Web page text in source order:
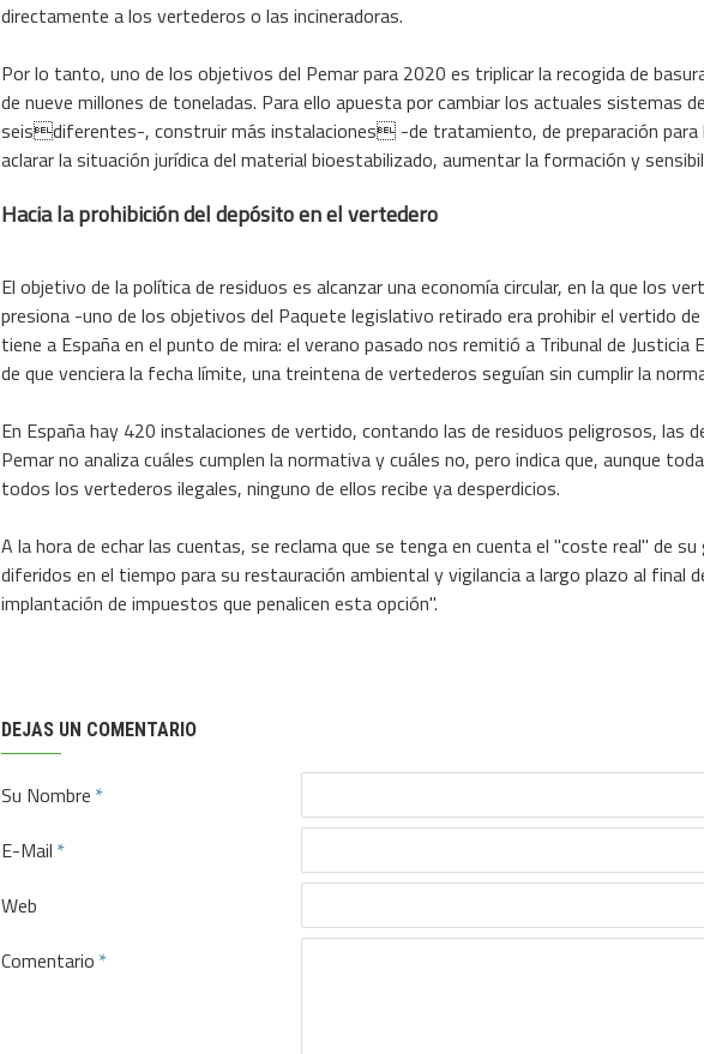
directamente a los vertederos o las incineradoras.
Por lo tanto, uno de los objetivos del Pemar para 2020 es triplicar la recogida de
de nueve millones de toneladas. Para ello apuesta por cambiar los actuales sistemas
seisdiferentes-, construir más instalaciones -de tratamiento, de preparación para
aclarar la situación jurídica del material bioestabilizado, aumentar la formación y
Hacia la prohibición del depósito en el vertedero
El objetivo de la política de residuos es alcanzar una economía circular, en la que los
presiona -uno de los objetivos del Paquete legislativo retirado era prohibir el vertido
tiene a España en el punto de mira: el verano pasado nos remitió a Tribunal de Justicia
de que venciera la fecha límite, una treintena de vertederos seguían sin cumplir la
En España hay 420 instalaciones de vertido, contando las de residuos peligrosos, las
Pemar no analiza cuáles cumplen la normativa y cuáles no, pero indica que, aunque
todos los vertederos ilegales, ninguno de ellos recibe ya desperdicios.
A la hora de echar las cuentas, se reclama que se tenga en cuenta el "coste real" de
diferidos en el tiempo para su restauración ambiental y vigilancia a largo plazo al final
implantación de impuestos que penalicen esta opción".
DEJAS UN COMENTARIO
Su Nombre
E-Mail
Web
Comentario